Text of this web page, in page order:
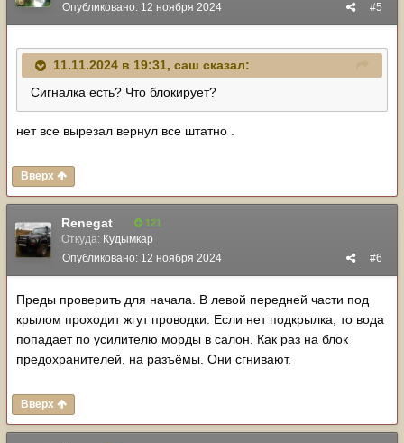
#5
Опубликовано: 12 ноября 2024
11.11.2024 в 19:31, саш сказал:
Сигналка есть? Что блокирует?
нет все вырезал вернул все штатно .
Вверх
Renegat 121
Откуда: Кудымкар
#6
Опубликовано: 12 ноября 2024
Преды проверить для начала. В левой передней части под
крылом проходит жгут проводки. Если нет подкрылка, то вода
попадает по усилителю морды в салон. Как раз на блок
предохранителей, на разъёмы. Они сгнивают.
Вверх